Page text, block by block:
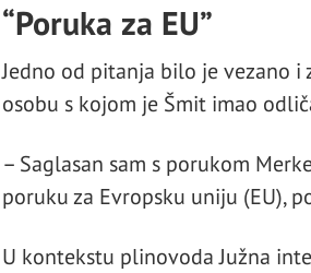
“Poruka za EU”
Jedno od pitanja bilo je vezano i
osobu s kojom je Šmit imao
– Saglasan sam s porukom
poruku za Evropsku uniju (EU),
U kontekstu plinovoda Južna